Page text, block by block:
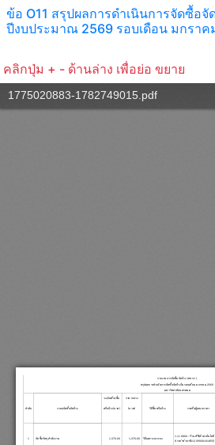
ข้อ O11 สรุปผลการดำเนินการจัดซื้อจั
ปีงบประมาณ 2569 รอบเดือน มกรา
คลิกปุ่ม + - ด้านล่าง เพื่อย่อ ขยาย